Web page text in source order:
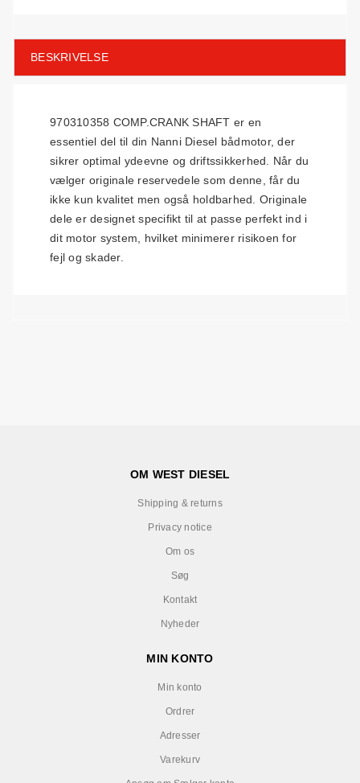
BESKRIVELSE
970310358 COMP.CRANK SHAFT er en
essentiel del til din Nanni Diesel bådmotor, der
sikrer optimal ydeevne og driftssikkerhed. Når du
vælger originale reservedele som denne, får du
ikke kun kvalitet men også holdbarhed. Originale
dele er designet specifikt til at passe perfekt ind i
dit motor system, hvilket minimerer risikoen for
fejl og skader.
OM WEST DIESEL
Shipping & returns
Privacy notice
Om os
Søg
Kontakt
Nyheder
MIN KONTO
Min konto
Ordrer
Adresser
Varekurv